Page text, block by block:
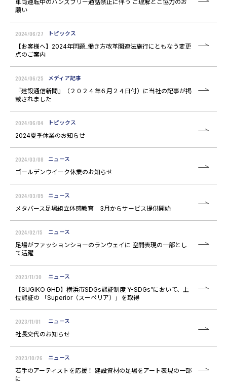
車両運転中のハンズフリー通話禁止に伴う ご理解とご協力のお
願い
2024/06/27 トピックス
【お客様へ】2024年問題_働き方改革関連法施行にともなう変更
点のご案内
2024/06/25 メディア記事
『建設通信新聞』（２０２４年６月２４日付）に当社の記事が掲
載されました
2024/06/04 トピックス
2024夏季休業のお知らせ
2024/03/08 ニュース
ゴールデンウイーク休業のお知らせ
2024/03/05 ニュース
メタバース足場組立体感教育 3月からサービス提供開始
2024/02/15 ニュース
足場がファッションショーのランウェイに 空間表現の一部とし
て活躍
2023/11/30 ニュース
【SUGIKO GHD】横浜市SDGs認証制度 Y-SDGs”において、上
位認証の 「Superior（スーペリア）」を取得
2023/11/01 ニュース
社長交代のお知らせ
2023/10/26 ニュース
若手のアーティストを応援！ 建設資材の足場をアート表現の一部
に